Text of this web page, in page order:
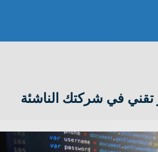
تقني في شركتك الناشئة